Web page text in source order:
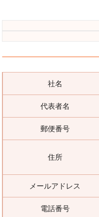
社名
代表者名
郵便番号
住所
メールアドレス
電話番号